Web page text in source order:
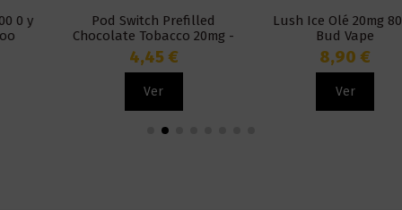
Pod Switch Prefilled
Chocolate Tobacco 20mg -
Lush Ice Olé 20mg 800 -
Bud Vape
8,90 €